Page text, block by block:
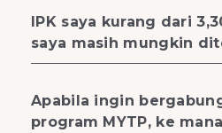
IPK saya kurang dari
saya masih mungkin
Apabila ingin
program MYTP, ke